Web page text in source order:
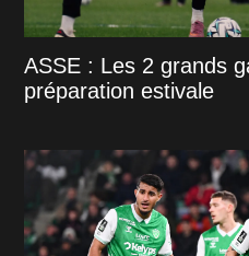
ASSE : Les 2 grands
préparation estivale